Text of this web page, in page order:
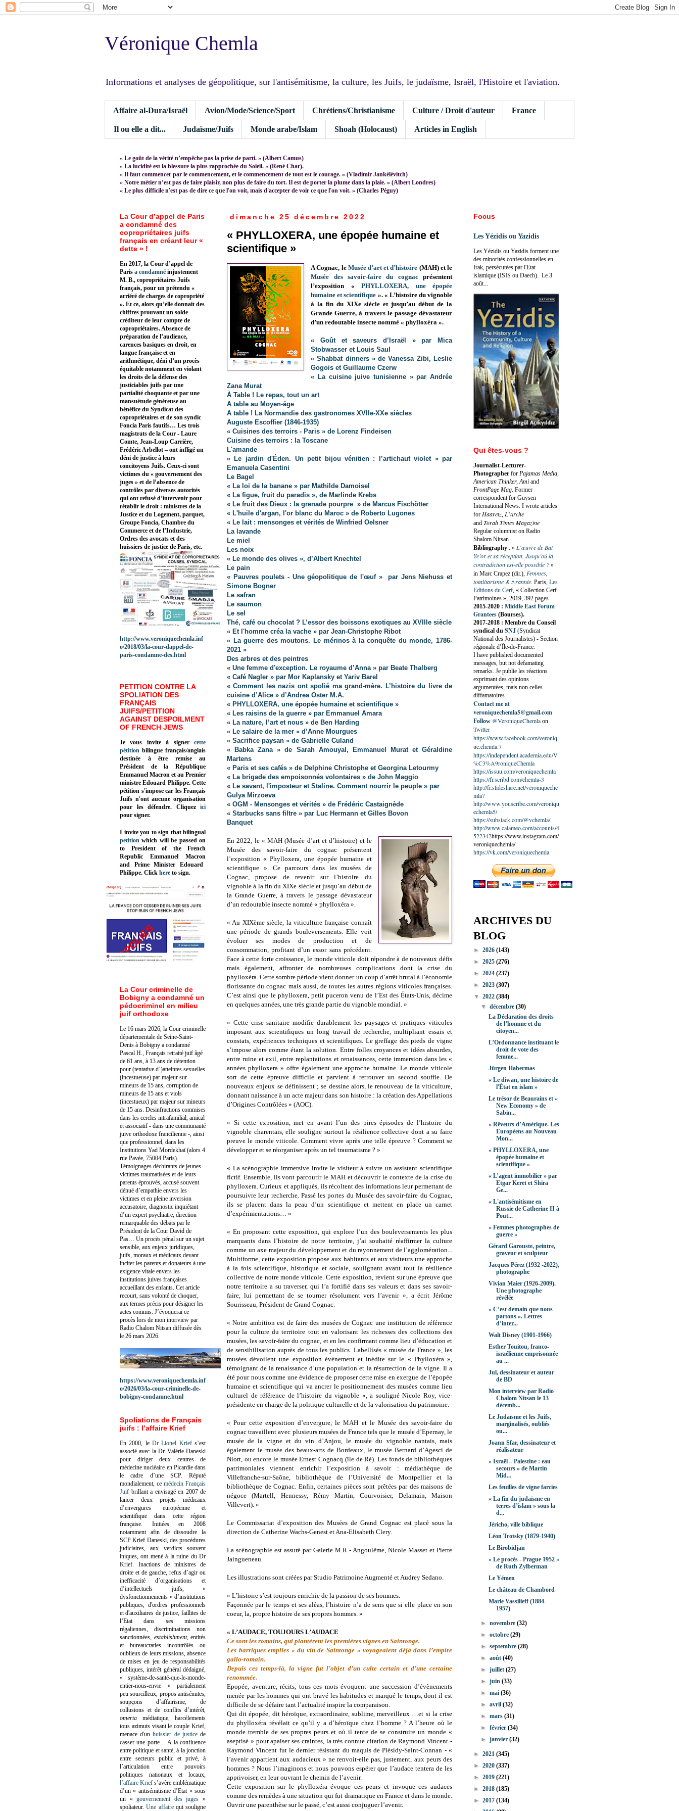
Véronique Chemla
Informations et analyses de géopolitique, sur l'antisémitisme, la culture, les Juifs, le judaïsme, Israël, l'Histoire et l'aviation.
Affaire al-Dura/Israël Avion/Mode/Science/Sport Chrétiens/Christianisme Culture / Droit d'auteur France
Il ou elle a dit... Judaïsme/Juifs Monde arabe/Islam Shoah (Holocaust) Articles in English
« Le goût de la vérité n’empêche pas la prise de parti. » (Albert Camus)
« La lucidité est la blessure la plus rapprochée du Soleil. » (René Char).
« Il faut commencer par le commencement, et le commencement de tout est le courage. » (Vladimir Jankélévitch)
« Notre métier n’est pas de faire plaisir, non plus de faire du tort. Il est de porter la plume dans la plaie. » (Albert Londres)
« Le plus difficile n'est pas de dire ce que l'on voit, mais d'accepter de voir ce que l'on voit. » (Charles Péguy)
dimanche 25 décembre 2022
« PHYLLOXERA, une épopée humaine et
scientifique »
A Cognac, le Musée d’art et d’histoire (MAH) et le
Musée des savoir-faire du cognacprésentent
l’exposition «PHYLLOXERA, une épopée
humaine et scientifique ». « L’histoire du vignoble
à la fin du XIXe siècle et jusqu’au début de la
Grande Guerre, à travers le passage dévastateur
d’un redoutable insecte nommé « phylloxéra ».
« Goût et saveurs d’Israël » par Mica
Stobwasser et Louis Saul
« Shabbat dinners » de Vanessa Zibi, Leslie
Gogois et Guillaume Czerw
« La cuisine juive tunisienne » par Andrée
Zana Murat
À Table ! Le repas, tout un art
A table au Moyen-âge
A table ! La Normandie des gastronomes XVIIe-XXe siècles
Auguste Escoffier (1846-1935)
« Cuisines des terroirs - Paris » de Lorenz Findeisen
Cuisine des terroirs : la Toscane
L'amande
« Le jardin d'Éden. Un petit bijou vénitien : l’artichaut violet » par
Emanuela Casentini
Le Bagel
« La loi de la banane » par Mathilde Damoisel
« La figue, fruit du paradis », de Marlinde Krebs
« Le fruit des Dieux : la grenade pourpre » de Marcus Fischötter
« L'huile d'argan, l'or blanc du Maroc » de Roberto Lugones
« Le lait : mensonges et vérités de Winfried Oelsner
La lavande
Le miel
Les noix
« Le monde des olives », d’Albert Knechtel
Le pain
« Pauvres poulets - Une géopolitique de l'œuf »par Jens Niehuss et
Simone Bogner
Le safran
Le saumon
Le sel
Thé, café ou chocolat ? L’essor des boissons exotiques au XVIIIe siècle
« Et l'homme créa la vache » par Jean-Christophe Ribot
« La guerre des moutons. Le mérinos à la conquête du monde, 1786-
2021 »
Des arbres et des peintres
« Une femme d'exception. Le royaume d’Anna » par Beate Thalberg
« Café Nagler » par Mor Kaplansky et Yariv Barel
« Comment les nazis ont spolié ma grand-mère. L’histoire du livre de
cuisine d’Alice » d’Andrea Oster M.A.
« PHYLLOXERA, une épopée humaine et scientifique »
« Les raisins de la guerre » par Emmanuel Amara
« La nature, l’art et nous » de Ben Harding
« Le salaire de la mer » d’Anne Mourgues
« Sacrifice paysan » de Gabrielle Culand
« Babka Zana » de Sarah Amouyal, Emmanuel Murat et Géraldine
Martens
« Paris et ses cafés » de Delphine Christophe et Georgina Letourmy
« La brigade des empoisonnés volontaires » de John Maggio
« Le savant, l'imposteur et Staline. Comment nourrir le peuple » par
Gulya Mirzoeva
« OGM - Mensonges et vérités » de Frédéric Castaignède
« Starbucks sans filtre » par Luc Hermann et Gilles Bovon
Banquet
En 2022, le « MAH (Musée d’art et d’histoire) et le
Musée des savoir-faire du cognac présentent
l’exposition « Phylloxera, une épopée humaine et
scientifique ». Ce parcours dans les musées de
Cognac, propose de revenir sur l’histoire du
vignoble à la fin du XIXe siècle et jusqu’au début de
la Grande Guerre, à travers le passage dévastateur
d’un redoutable insecte nommé « phylloxéra ».
« Au XIXème siècle, la viticulture française connaît
une période de grands bouleversements. Elle voit
évoluer ses modes de production et de
consommation, profitant d’un essor sans précédent.
Face à cette forte croissance, le monde viticole doit répondre à de nouveaux défis
mais également, affronter de nombreuses complications dont la crise du
phylloxéra. Cette sombre période vient donner un coup d’arrêt brutal à l’économie
florissante du cognac mais aussi, de toutes les autres régions viticoles françaises.
C’est ainsi que le phylloxera, petit puceron venu de l’Est des États-Unis, décime
en quelques années, une très grande partie du vignoble mondial. »
« Cette crise sanitaire modifie durablement les paysages et pratiques viticoles
imposant aux scientifiques un long travail de recherche, multipliant essais et
constats, expériences techniques et scientifiques. Le greffage des pieds de vigne
s’impose alors comme étant la solution. Entre folles croyances et idées absurdes,
entre ruine et exil, entre replantations et renaissances, cette immersion dans les «
années phylloxera » offre également une approche humaine. Le monde viticole
sort de cette épreuve difficile et parvient à retrouver un second souffle. De
nouveaux enjeux se définissent ; se dessine alors, le renouveau de la viticulture,
donnant naissance à un acte majeur dans son histoire : la création des Appellations
d’Origines Contrôlées » (AOC).
« Si cette exposition, met en avant l’un des pires épisodes de l’histoire du
vignoble charentais, elle souligne surtout la résilience collective dont a su faire
preuve le monde viticole. Comment vivre après une telle épreuve ? Comment se
développer et se réorganiser après un tel traumatisme ? »
« La scénographie immersive invite le visiteur à suivre un assistant scientifique
fictif. Ensemble, ils vont parcourir le MAH et découvrir le contexte de la crise du
phylloxera. Curieux et appliqués, ils récoltent des informations leur permettant de
poursuivre leur recherche. Passé les portes du Musée des savoir-faire du Cognac,
ils se placent dans la peau d’un scientifique et mettent en place un carnet
d’expérimentations… »
« En proposant cette exposition, qui explore l’un des bouleversements les plus
marquants dans l’histoire de notre territoire, j’ai souhaité réaffirmer la culture
comme un axe majeur du développement et du rayonnement de l’agglomération...
Multiforme, cette exposition propose aux habitants et aux visiteurs une approche
à la fois scientifique, historique et sociale, soulignant avant tout la résilience
collective de notre monde viticole. Cette exposition, revient sur une épreuve que
notre territoire a su traverser, qui l’a fortifié dans ses valeurs et dans ses savoir-
faire, lui permettant de se tourner résolument vers l’avenir », a écrit Jérôme
Sourisseau, Président de Grand Cognac.
« Notre ambition est de faire des musées de Cognac une institution de référence
pour la culture du territoire tout en valorisant les richesses des collections des
musées, les savoir-faire du cognac, et en les confirmant comme lieu d’éducation et
de sensibilisation auprès de tous les publics. Labellisés « musée de France », les
musées dévoilent une exposition événement et inédite sur le « Phylloxéra »,
témoignant de la renaissance d’une population et la résurrection de la vigne. Il a
été pour nous comme une évidence de proposer cette mise en exergue de l’épopée
humaine et scientifique qui va ancrer le positionnement des musées comme lieu
culturel de référence de l’histoire du vignoble », a souligné Nicole Roy, vice-
présidente en charge de la politique culturelle et de la valorisation du patrimoine.
« Pour cette exposition d’envergure, le MAH et le Musée des savoir-faire du
cognac travaillent avec plusieurs musées de France tels que le musée d’Epernay, le
musée de la vigne et du vin d’Anjou, le musée du vignoble nantais, mais
également le musée des beaux-arts de Bordeaux, le musée Bernard d’Agesci de
Niort, ou encore le musée Ernest Cognacq (île de Ré). Les fonds de bibliothèques
patrimoniales viennent enrichir l’exposition à savoir : médiathèque de
Villefranche-sur-Saône, bibliothèque de l’Université de Montpellier et la
bibliothèque de Cognac. Enfin, certaines pièces sont prêtées par des maisons de
négoce (Martell, Hennessy, Rémy Martin, Courvoisier, Delamain, Maison
Villevert). »
Le Commissariat d’exposition des Musées de Grand Cognac est placé sous la
direction de Catherine Wachs-Genest et Ana-Elisabeth Clery.
La scénographie est assuré par Galerie M.R - Angoulême, Nicole Masset et Pierre
Jaingueneau.
Les illustrations sont créées par Studio Patrimoine Augmenté et Audrey Sedano.
« L’histoire s’est toujours enrichie de la passion de ses hommes.
Façonnée par le temps et ses aléas, l’histoire n’a de sens que si elle place en son
coeur, la, propre histoire de ses propres hommes. »
« L’AUDACE, TOUJOURS L’AUDACE
Ce sont les romains, qui plantèrent les premières vignes en Saintonge.
Les barriques emplies « du vin de Saintonge » voyageaient déjà dans l’empire
gallo-romain.
Depuis ces temps-là, la vigne fut l’objet d’un culte certain et d’une certaine
renommée.
Epopée, aventure, récits, tous ces mots évoquent une succession d’évènements
menée par les hommes qui ont bravé les habitudes et marqué le temps, dont il est
difficile de se défaire tant l’actualité inspire la comparaison.
Qui dit épopée, dit héroïque, extraordinaire, sublime, merveilleux …et si la crise
du phylloxéra révélait ce qu’il y a d’héroïque chez l’homme ? A l’heure où le
monde tremble de ses propres peurs et où il tente de se construire un monde «
aseptisé » pour apaiser ses craintes, la très connue citation de Raymond Vincent -
Raymond Vincent fut le dernier résistant du maquis de Plésidy-Saint-Connan - «
l’avenir appartient aux audacieux » ne renvoit-elle pas, justement, aux peurs des
hommes ? Nous l’imaginons et nous pouvons espérer que l’audace tentera de les
apprivoiser, en leur ouvrant le chemin de l’avenir.
Cette exposition sur le phylloxéra évoque ces peurs et invoque ces audaces
comme des remèdes à une situation qui fut dramatique en France et dans le monde.
Ouvrir une parenthèse sur le passé, c’est aussi conjuguer l’avenir.
La Cour d’appel de Paris
a condamné des
copropriétaires juifs
français en créant leur «
dette » !
En 2017, la Cour d’appel de
Paris a condamné injustement
M. B., copropriétaires Juifs
français, pour un prétendu «
arriéré de charges de copropriété
». Et ce, alors qu’elle donnait des
chiffres prouvant un solde
créditeur de leur compte de
copropriétaires. Absence de
préparation de l’audience,
carences basiques en droit, en
langue française et en
arithmétique, déni d’un procès
équitable notamment en violant
les droits de la défense des
justiciables juifs par une
partialité choquante et par une
mansuétude généreuse au
bénéfice du Syndicat des
copropriétaires et de son syndic
Foncia Paris fautifs… Les trois
magistrats de la Cour - Laure
Comte, Jean-Loup Carrière,
Frédéric Arbellot – ont infligé un
déni de justice à leurs
concitoyens Juifs. Ceux-ci sont
victimes du « gouvernement des
juges » et de l’absence de
contrôles par diverses autorités
qui ont refusé d’intervenir pour
rétablir le droit : ministres de la
Justice et du Logement, parquet,
Groupe Foncia, Chambre du
Commerce et de l’Industrie,
Ordres des avocats et des
huissiers de justice de Paris, etc.
http://www.veroniquechemla.inf
o/2018/03/la-cour-dappel-de-
paris-condamne-des.html
PETITION CONTRE LA
SPOLIATION DES
FRANÇAIS
JUIFS/PETITION
AGAINST DESPOILMENT
OF FRENCH JEWS
Je vous invite à signer cette
pétition bilingue français/anglais
destinée à être remise au
Président de la République
Emmanuel Macron et au Premier
ministre Edouard Philippe. Cette
pétition s'impose car les Français
Juifs n'ont aucune organisation
pour les défendre. Cliquez
ici
pour signer.
I invite you to sign that bilingual
petition which will be passed on
to President of the French
Republic Emmanuel Macron
and Prime Minister Edouard
Philippe. Click here to sign.
La Cour criminelle de
Bobigny a condamné un
pédocriminel en milieu
juif orthodoxe
Le 16 mars 2026, la Cour criminelle
départementale de Seine-Saint-
Denis à Bobigny a condamné
Pascal H., Français retraité juif âgé
de 61 ans, à 13 ans de détention
pour (tentative d’)atteintes sexuelles
(incestueuse) par majeur sur
mineurs de 15 ans, corruption de
mineurs de 15 ans et viols
(incestueux) par majeur sur mineurs
de 15 ans. Desinfractions commises
dans les cercles intrafamilial, amical
et associatif - dans une communauté
juive orthodoxe francilienne -, ainsi
que professionnel, dans les
Institutions Yad Mordekhaï (alors 4
rue Pavée, 75004 Paris).
Témoignages déchirants de jeunes
victimes traumatisées et de leurs
parents éprouvés, accusé souvent
dénué d’empathie envers les
victimes et en pleine inversion
accusatoire, diagnostic inquiétant
d’un expert psychiatre, direction
remarquable des débats par le
Président de la Cour David de
Pas… Un procès pénal sur un sujet
sensible, aux enjeux juridiques,
juifs, moraux et médicaux devant
inciter les parents et donateurs à une
exigence vitale envers les
institutions juives françaises
accueillant des enfants. Cet article
recourt, sans volonté de choquer,
aux termes précis pour désigner les
actes commis. J’évoquerai ce
procès lors de mon interview par
Radio Chalom Nitsan diffusée dès
le 26 mars 2026.
https://www.veroniquechemla.inf
o/2026/03/la-cour-criminelle-de-
bobigny-condamne.html
Spoliations de Français
juifs : l’affaire Krief
En 2000, le Dr Lionel Kriefs’est
associé avec la Dr Valérie Daneski
pour diriger deux centres de
médecine nucléaire en Picardie dans
le cadre d’une SCP. Réputé
mondialement, ce médecin Français
Juif brillant a envisagé en 2007 de
lancer deux projets médicaux
d’envergures européenne et
scientifique dans cette région
française. Initiées en 2008
notamment afin de dissoudre la
SCP Krief Daneski, des procédures
judiciaires, aux verdicts souvent
iniques, ont mené à la ruine du Dr
Krief. Inactions de ministres de
droite et de gauche, refus d’agir ou
inefficacité d’organisations et
d’intellectuels juifs, «
dysfonctionnements » d’institutions
publiques, d'ordres professionnels
et d'auxiliaires de justice, faillites de
l’Etat dans ses missions
régaliennes, discriminations non
sanctionnées, establishment, entités
et bureaucraties incontrôlés ou
oublieux de leurs missions, absence
de mises en jeu de responsabilités
publiques, intérêt général dédaigné,
« système-de-santé-que-le-monde-
entier-nous-envie » partialement
peu sourcilleux, propos antisémites,
soupçons d’affairisme, de
collusions et de conflits d’intérêt,
omerta médiatique, harcèlements
tous azimuts visant le couple Krief,
menace d'unhuissier de justicede
casser une porte… A la confluence
entre politique et santé, à la jonction
entre secteurs public et privé, à
l’articulation entre pouvoirs
politiques nationaux et locaux,
l’affaire Krief s’avère emblématique
d’un « antisémitisme d’Etat » sous
un «gouvernement des juges »
spoliateur.Une affairequi souligne
Focus
Les Yézidis ou Yazidis
Les Yézidis ou Yazidis forment une
des minorités confessionnelles en
Irak, persécutées par l'Etat
islamique (ISIS ou Daech). Le 3
août...
Qui êtes-vous ?
Journalist-Lecturer-
Photographer for Pajamas Media,
American Thinker, Ami and
FrontPage Mag. Former
correspondent for Guysen
International News. I wrote articles
for Haaretz, L'Arche
and Torah Times Magazine
Regular columnist on Radio
Shalom Nitsan
Bibliography : « L’œuvre de Bat
Ye’or et sa réception. Jusqu’où la
contradiction est-elle possible ? »
in Marc Crapez (dir.), Femmes,
totalitarisme & tyrannie. Paris, Les
Editions du Cerf, « Collection Cerf
Patrimoines », 2019, 392 pages
2015-2020 : Middle East Forum
Grantees (Bourses).
2017-2018 : Membre du Conseil
syndical du SNJ (Syndicat
National des Journalistes) - Section
régionale d’Île-de-France.
I have published documented
messages, but not defamating
remarks. Je publie les réactions
exprimant des opinions
argumentées, mais non celles
diffamatoires.
Contact me at
veroniquechemla5@gmail.com
Follow @VeroniqueChemlaon
Twitter
https://www.facebook.com/veroniq
ue.chemla.7
https://independent.academia.edu/V
%C3%A9roniqueChemla
https://issuu.com/veroniquechemla
https://fr.scribd.com/chemla-3
http://fr.slideshare.net/veroniqueche
mla7
http://www.youscribe.com/veroniqu
echemla5/
https://substack.com/@vchemla/
http://www.calameo.com/accounts/4
522342https://www.instagram.com/
veroniquechemla/
https://vk.com/veroniquechemla
ARCHIVES DU
BLOG
► 2026 (143)
► 2025 (276)
► 2024 (237)
► 2023 (307)
▼ 2022 (384)
▼décembre(30)
La Déclaration des droits
de l’homme et du
citoyen...
L’Ordonnance instituant le
droit de vote des
femme...
Jürgen Habermas
« Le diwan, une histoire de
l'État en islam »
Le trésor de Beaurains et «
New Economy » de
Sabin...
« Rêveurs d’Amérique. Les
Européens au Nouveau
Mon...
« PHYLLOXERA, une
épopée humaine et
scientifique »
« L’agent immobilier » par
Etgar Keret et Shira
Ge...
« L'antisémitisme en
Russie de Catherine II à
Pout...
« Femmes photographes de
guerre »
Gérard Garouste, peintre,
graveur et sculpteur
Jacques Pérez (1932 -2022),
photographe
Vivian Maier (1926-2009).
Une photographe
révélée
« C’est demain que nous
partons ». Lettres
d’inter...
Walt Disney (1901-1966)
Esther Touitou, franco-
israélienne emprisonnée
au ...
Jul, dessinateur et auteur
de BD
Mon interview par Radio
Chalom Nitsan le 13
décemb...
Le Judaïsme et les Juifs,
marginalisés, oubliés
ou...
Joann Sfar, dessinateur et
réalisateur
« Israël – Palestine : eau
secours » de Martin
Mid...
Les feuilles de vigne farcies
« La fin du judaïsme en
terres d’islam » sous la
d...
Jéricho, ville biblique
Léon Trotsky (1879-1940)
Le Birobidjan
« Le procès - Prague 1952 »
de Ruth Zylberman
Le Yémen
Le château de Chambord
Marie Vassilieff (1884-
1957)
►novembre(32)
►octobre(29)
►septembre(28)
►août(40)
►juillet(27)
►juin(33)
►mai(36)
►avril(32)
►mars(31)
►février(34)
►janvier(32)
► 2021 (345)
► 2020 (337)
► 2019 (221)
► 2018 (185)
► 2017 (134)